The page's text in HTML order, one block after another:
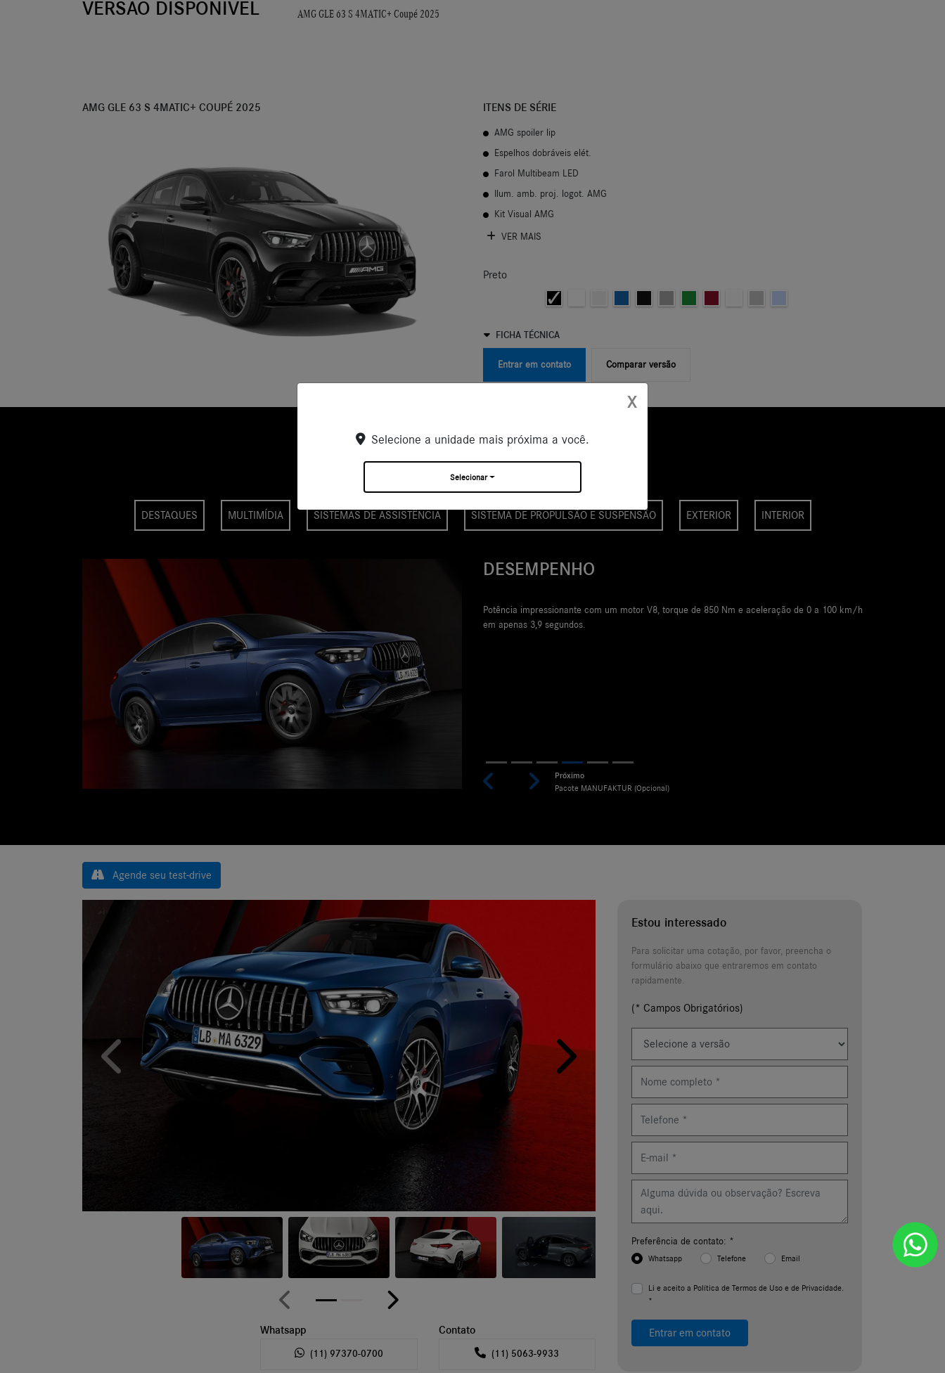
VERSÃO DISPONÍVEL AMG GLE 63 S 4MATIC+ Coupé 2025
AMG GLE 63 S 4MATIC+ COUPÉ 2025 ITENS DE SÉRIE
AMG spoiler lip
Espelhos dobráveis elét.
Farol Multibeam LED
Ilum. amb. proj. logot. AMG
Kit Visual AMG
VER MAIS
Preto
FICHA TÉCNICA
Entrar em contato Comparar versão
Os detalhes do AMG GLE Coupé
DESTAQUES MULTIMÍDIA SISTEMAS DE ASSISTÊNCIA SISTEMA DE PROPULSÃO E SUSPENSÃO EXTERIOR INTERIOR
torque de 850 Nm e aceleração de 0 a 100 km/h
Expresse seu estilo refinado com o Pacote MANUFAKTUR, que além de incluir
Estou interessado
Para solicitar uma cotação, por favor, preencha o
formulário abaixo que entraremos em contato
rapidamente.
(* Campos Obrigatórios)
Preferência de contato: *
Li e aceito a Política de Termos de Uso e de Privacidade.
Anterior
X
Selecione a unidade mais próxima a você.
Selecionar